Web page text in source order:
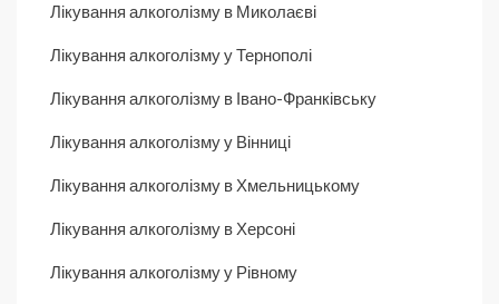
Лікування алкоголізму в Миколаєві
Лікування алкоголізму у Тернополі
Лікування алкоголізму в Івано-Франківську
Лікування алкоголізму у Вінниці
Лікування алкоголізму в Хмельницькому
Лікування алкоголізму в Херсоні
Лікування алкоголізму у Рівному